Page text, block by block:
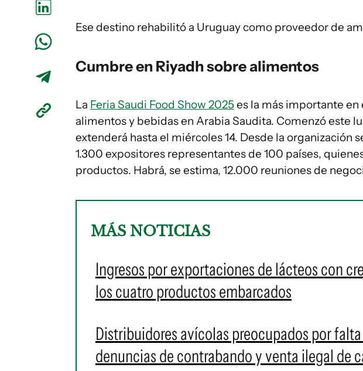
Ese destino rehabilitó a Uruguay como proveedor de
Cumbre en Riyadh sobre alimentos
La Feria Saudi Food Show 2025 es la más importante
alimentos y bebidas en Arabia Saudita. Comenzó este
extenderá hasta el miércoles 14. Desde la organización
1.300 expositores representantes de 100 países,
productos. Habrá, se estima, 12.000 reuniones de
MÁS NOTICIAS
Ingresos por exportaciones de lácteos con
los cuatro productos embarcados
Distribuidores avícolas preocupados por falta
denuncias de contrabando y venta ilegal de